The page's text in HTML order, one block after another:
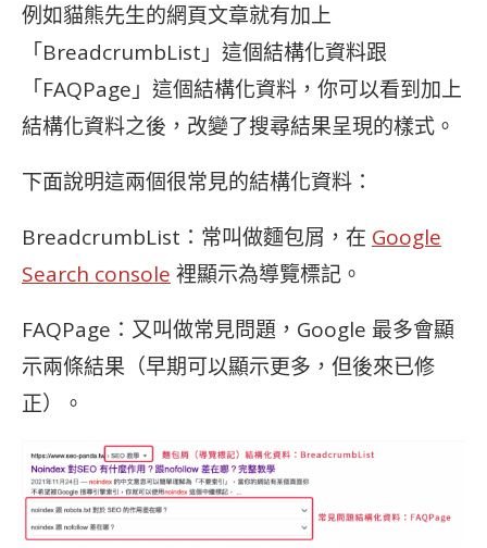
例如貓熊先生的網頁文章就有加上
「BreadcrumbList」這個結構化資料跟
「FAQPage」這個結構化資料，你可以看到加上
結構化資料之後，改變了搜尋結果呈現的樣式。
下面說明這兩個很常見的結構化資料：
BreadcrumbList：常叫做麵包屑，在 Google
Search console 裡顯示為導覽標記。
FAQPage：又叫做常見問題，Google 最多會顯
示兩條結果（早期可以顯示更多，但後來已修
正）。